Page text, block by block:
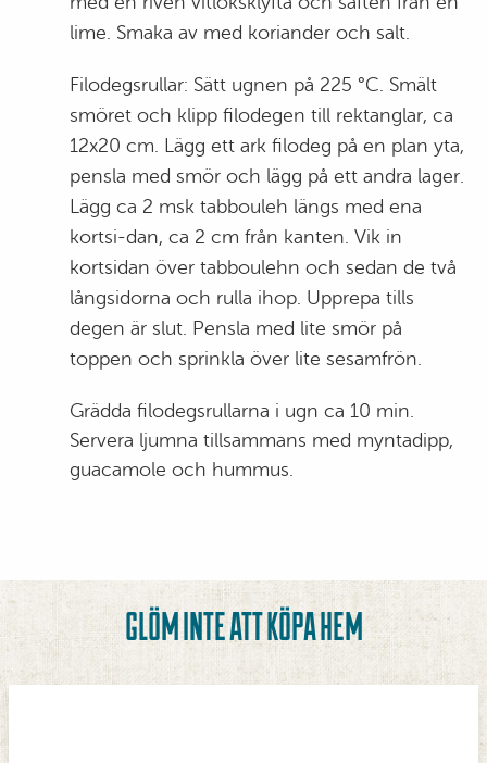
lime. Smaka av med koriander och salt.
Filodegsrullar: Sätt ugnen på 225 °C. Smält
smöret och klipp filodegen till rektanglar, ca
12x20 cm. Lägg ett ark filodeg på en plan yta,
pensla med smör och lägg på ett andra lager.
Lägg ca 2 msk tabbouleh längs med ena
kortsi-dan, ca 2 cm från kanten. Vik in
kortsidan över tabboulehn och sedan de två
långsidorna och rulla ihop. Upprepa tills
degen är slut. Pensla med lite smör på
toppen och sprinkla över lite sesamfrön.
Grädda filodegsrullarna i ugn ca 10 min.
Servera ljumna tillsammans med myntadipp,
guacamole och hummus.
GLÖM INTE ATT KÖPA HEM